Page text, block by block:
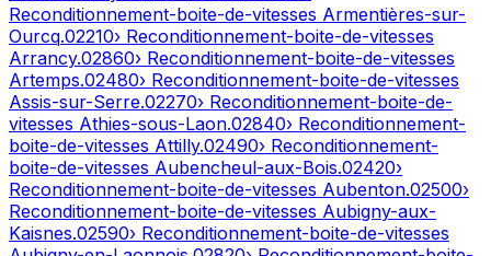
Reconditionnement-boite-de-vitesses Armentières-sur-
Ourcq.02210› Reconditionnement-boite-de-vitesses
Arrancy.02860› Reconditionnement-boite-de-vitesses
Artemps.02480› Reconditionnement-boite-de-vitesses
Assis-sur-Serre.02270› Reconditionnement-boite-de-
vitesses Athies-sous-Laon.02840› Reconditionnement-
boite-de-vitesses Attilly.02490› Reconditionnement-
boite-de-vitesses Aubencheul-aux-Bois.02420›
Reconditionnement-boite-de-vitesses Aubenton.02500›
Reconditionnement-boite-de-vitesses Aubigny-aux-
Kaisnes.02590› Reconditionnement-boite-de-vitesses